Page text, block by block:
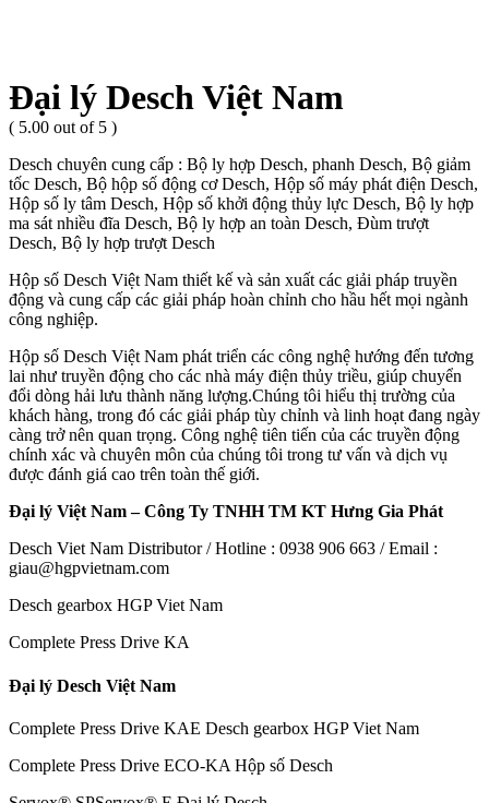
Đại lý Desch Việt Nam
( 5.00 out of 5 )
Desch chuyên cung cấp : Bộ ly hợp Desch, phanh Desch, Bộ giảm
tốc Desch, Bộ hộp số động cơ Desch, Hộp số máy phát điện Desch,
Hộp số ly tâm Desch, Hộp số khởi động thủy lực Desch, Bộ ly hợp
ma sát nhiều đĩa Desch, Bộ ly hợp an toàn Desch, Đùm trượt
Desch, Bộ ly hợp trượt Desch
Hộp số Desch Việt Nam thiết kế và sản xuất các giải pháp truyền
động và cung cấp các giải pháp hoàn chỉnh cho hầu hết mọi ngành
công nghiệp.
Hộp số Desch Việt Nam phát triển các công nghệ hướng đến tương
lai như truyền động cho các nhà máy điện thủy triều, giúp chuyển
đổi dòng hải lưu thành năng lượng.Chúng tôi hiểu thị trường của
khách hàng, trong đó các giải pháp tùy chỉnh và linh hoạt đang ngày
càng trở nên quan trọng. Công nghệ tiên tiến của các truyền động
chính xác và chuyên môn của chúng tôi trong tư vấn và dịch vụ
được đánh giá cao trên toàn thế giới.
Đại lý Việt Nam – Công Ty TNHH TM KT Hưng Gia Phát
Desch Viet Nam Distributor / Hotline : 0938 906 663 / Email :
giau@hgpvietnam.com
Desch gearbox HGP Viet Nam
Complete Press Drive KA
Đại lý Desch Việt Nam
Complete Press Drive KAE Desch gearbox HGP Viet Nam
Complete Press Drive ECO-KA Hộp số Desch